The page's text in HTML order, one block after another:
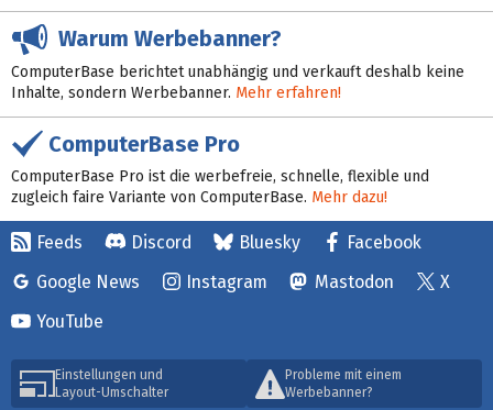
Warum Werbebanner?
ComputerBase berichtet unabhängig und verkauft deshalb keine
Inhalte, sondern Werbebanner. Mehr erfahren!
ComputerBase Pro
ComputerBase Pro ist die werbefreie, schnelle, flexible und
zugleich faire Variante von ComputerBase. Mehr dazu!
Feeds Discord Bluesky
Facebook
Google News
Instagram Mastodon
X
YouTube
Einstellungen und
Layout-Umschalter
Probleme mit einem
Werbebanner?